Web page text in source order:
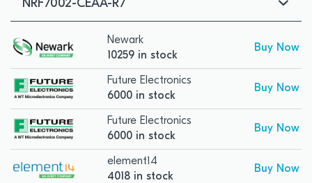
NRF7002-CEAA-R7
Newark
10259 in stock
Buy Now
Future Electronics
6000 in stock
Buy Now
Future Electronics
6000 in stock
Buy Now
element14
4018 in stock
Buy Now